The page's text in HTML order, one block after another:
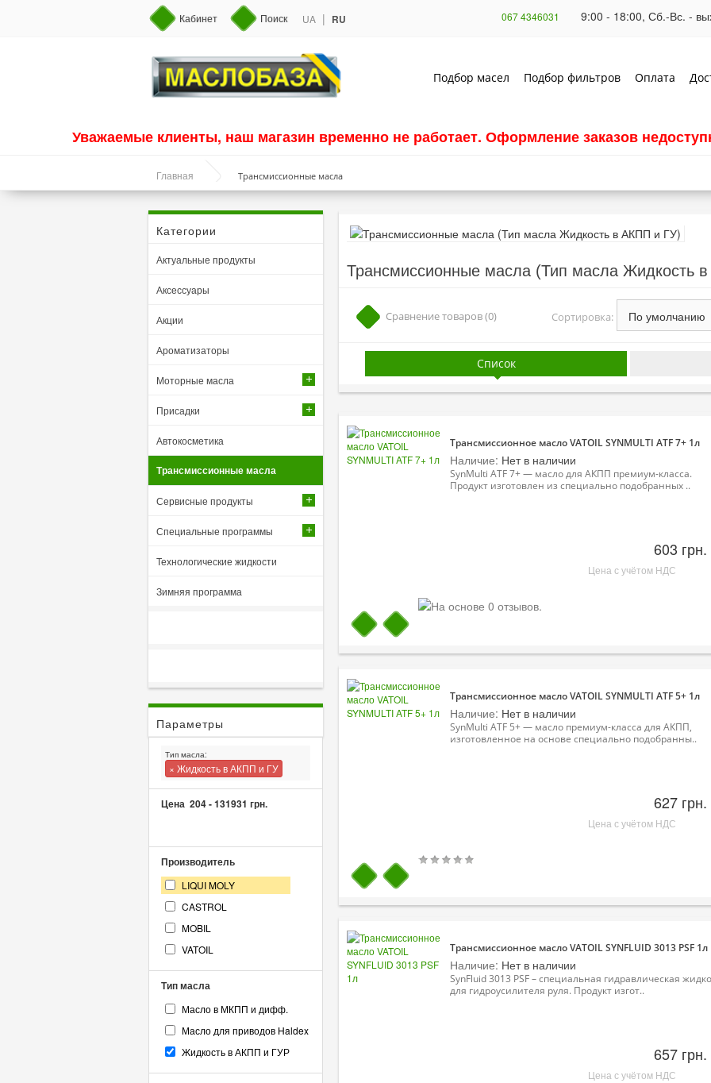
Кабинет Поиск UA | RU 067 4346031 9:00 - 18:00, Сб.-Вс. -
Подбор масел Подбор фильтров Оплата
Уважаемые клиенты, наш магазин временно не работает. Оформление заказов
Главная Трансмиссионные масла
Категории
Актуальные продукты
Аксессуары
Акции
Ароматизаторы
Моторные масла
Присадки
Автокосметика
Трансмиссионные масла
Сервисные продукты
Специальные программы
Технологические жидкости
Зимняя программа
Параметры
Тип масла:
× Жидкость в АКПП и ГУ
Цена 204-131931 грн.
Производитель
LIQUI MOLY
CASTROL
MOBIL
VATOIL
Тип масла
Масло в МКПП и дифф.
Масло для приводов Haldex
Жидкость в АКПП и ГУР
Трансмиссионные масла (Тип масла Жидкость
Сравнение товаров (0) Сортировка:
Список
Трансмиссионное масло VATOIL SYNMULTI ATF 7+ 1л
Наличие: Нет в наличии
SynMulti ATF 7+ — масло для АКПП премиум-класса.
Продукт изготовлен из специально подобранных ..
603 грн.
Цена с учётом НДС
Трансмиссионное масло VATOIL SYNMULTI ATF 5+ 1л
Наличие: Нет в наличии
SynMulti ATF 5+ — масло премиум-класса для АКПП,
изготовленное на основе специально подобранны..
627 грн.
Цена с учётом НДС
Трансмиссионное масло VATOIL SYNFLUID 3013 PSF 1л
Наличие: Нет в наличии
SynFluid 3013 PSF – специальная гидравлическая
для гидроусилителя руля. Продукт изгот..
657 грн.
Цена с учётом НДС